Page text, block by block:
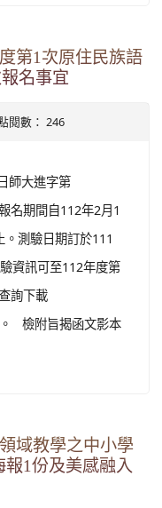
第1次原住民族語
名事宜
閱數： 246
師大進字第
名期間自112年2月1
測驗日期訂於111
資訊可至112年度第
詢下載
檢附旨揭函文影本
域教學之中小學
1份及美感融入